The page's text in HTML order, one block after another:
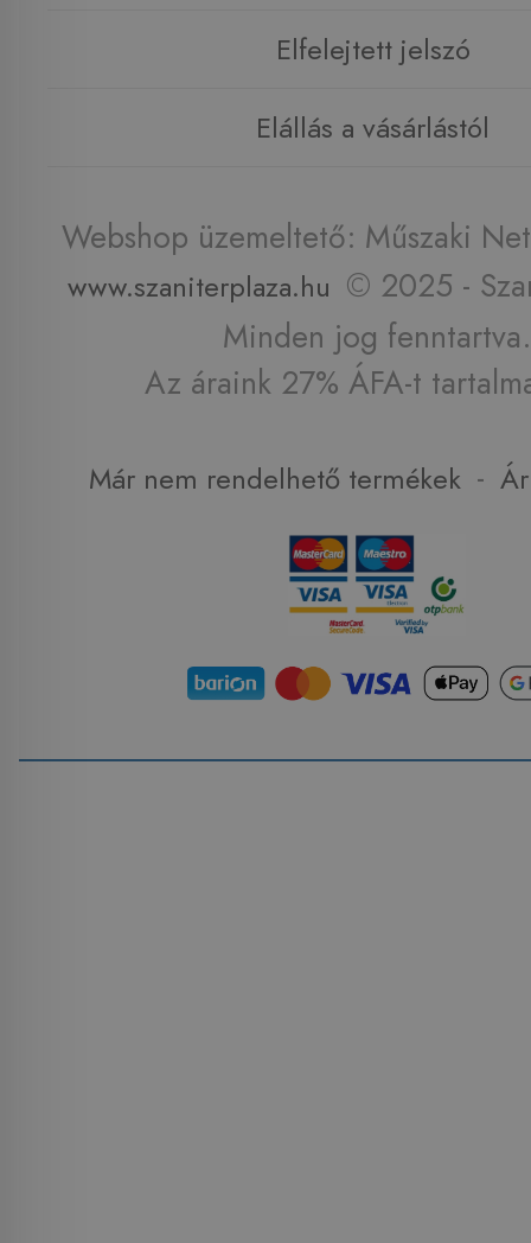
Elfelejtett jelszó
Elállás a vásárlástól
Webshop üzemeltető: Műszaki
www.szaniterplaza.hu © 2025 -
Minden jog fenntartva.
Az áraink 27% ÁFA-t
Már nem rendelhető termékek -